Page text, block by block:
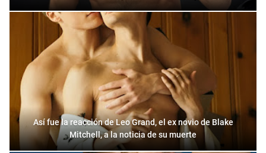
Así fue la reacción de Leo Grand, el ex novio de Blake
Mitchell, a la noticia de su muerte